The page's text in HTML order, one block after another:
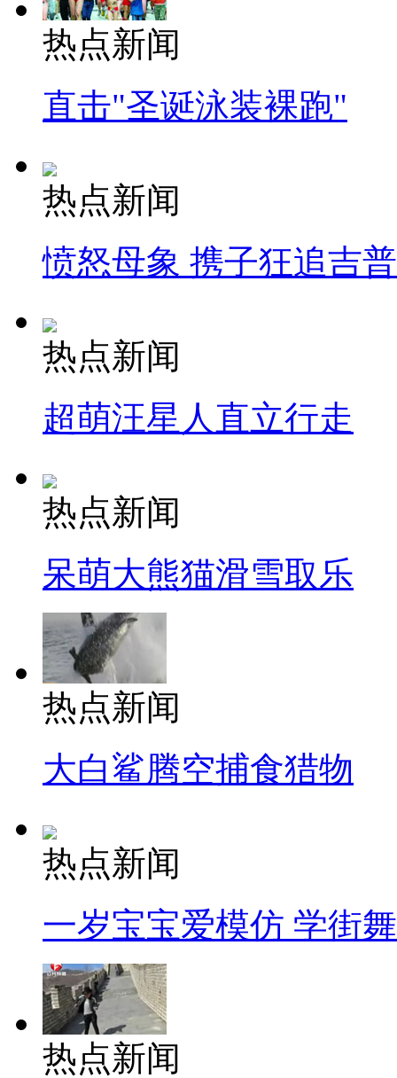
热点新闻
直击"圣诞泳装裸跑"
热点新闻
愤怒母象 携子狂追吉
热点新闻
超萌汪星人直立行走
热点新闻
呆萌大熊猫滑雪取乐
热点新闻
大白鲨腾空捕食猎物
热点新闻
一岁宝宝爱模仿 学街
热点新闻